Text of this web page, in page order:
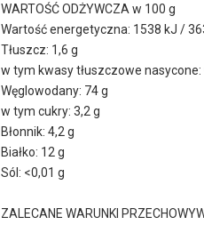
WARTOŚĆ ODŻYWCZA w 100 g
Wartość energetyczna: 1538 kJ /
Tłuszcz: 1,6 g
w tym kwasy tłuszczowe nasycone:
Węglowodany: 74 g
w tym cukry: 3,2 g
Błonnik: 4,2 g
Białko: 12 g
Sól: <0,01 g
ZALECANE WARUNKI